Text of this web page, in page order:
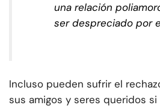
una relación
ser despreciado por
Incluso pueden sufrir el
sus amigos y seres queridos